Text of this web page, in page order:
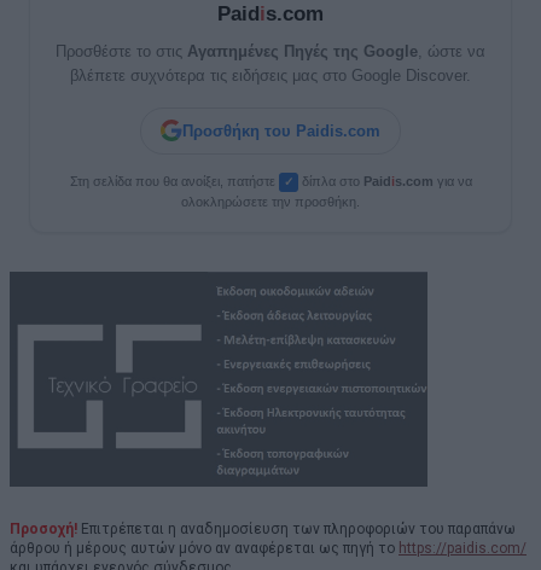
Paidis.com
Προσθέστε το στις Αγαπημένες Πηγές της Google , ώστε να
βλέπετε συχνότερα τις ειδήσεις μας στο Google Discover.
Προσθήκη του Paidis.com
Στη σελίδα που θα ανοίξει, πατήστε ✓ δίπλα στο Paidis.com για να
ολοκληρώσετε την προσθήκη.
Προσοχή! Επιτρέπεται η αναδημοσίευση των πληροφοριών του παραπάνω
άρθρου ή μέρους αυτών μόνο αν αναφέρεται ως πηγή το https://paidis.com/